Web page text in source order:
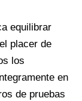
equilibrar
placer de
los
en
de pruebas